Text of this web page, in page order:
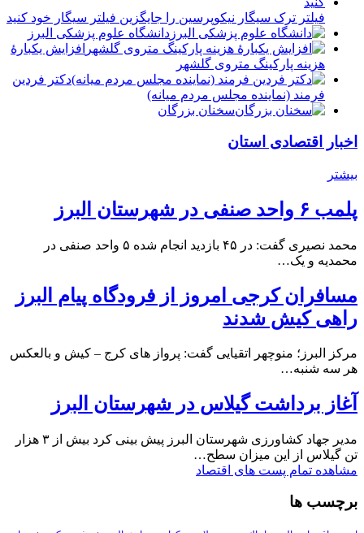
فیلتر ترک سیگار نیکوپرسین را جایگزین فیلتر سیگار خود کنید
دانشگاه علوم پزشکی البرز
افزایش یکبارۀ
هزینه پارکینگ متروی گلشهر
دكتر فردين
فرمند (نماينده مجلس مردم میانه)
سخنان بزرگان
اخبار اقتصادی استان
بیشتر
پلمب ۶ واحد صنفی در شهرستان البرز
محمد نصیری گفت: در ۴۵ بازدید انجام شده ۵ واحد صنفی در
محمدیه و یک…
مسافران کرجی امروز از فرودگاه پیام البرز
راهی کیش شدند
مرکز البرز؛ منوچهر اتقیایی گفت: پرواز های کرج – کیش و بالعکس
هر سه شنبه…
آغاز برداشت گیلاس در شهرستان البرز
مدیر جهاد کشاورزی شهرستان البرز پیش بینی کرد بیش از ۳ هزار
تن گیلاس از این میزان سطح…
مشاهده تمام پست های اقتصاد
برچسب ها